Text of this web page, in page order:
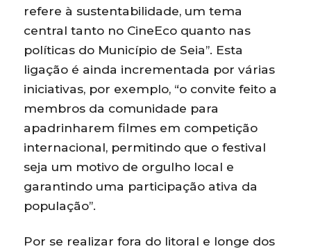
refere à sustentabilidade, um tema
central tanto no CineEco quanto nas
políticas do Município de Seia”. Esta
ligação é ainda incrementada por várias
iniciativas, por exemplo, “o convite feito a
membros da comunidade para
apadrinharem filmes em competição
internacional, permitindo que o festival
seja um motivo de orgulho local e
garantindo uma participação ativa da
população”.
Por se realizar fora do litoral e longe dos